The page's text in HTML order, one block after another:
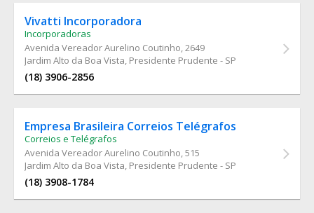
Vivatti Incorporadora
Incorporadoras
Avenida Vereador Aurelino Coutinho, 2649
Jardim Alto da Boa Vista, Presidente Prudente - SP
(18) 3906-2856
Empresa Brasileira Correios Telégrafos
Correios e Telégrafos
Avenida Vereador Aurelino Coutinho, 515
Jardim Alto da Boa Vista, Presidente Prudente - SP
(18) 3908-1784